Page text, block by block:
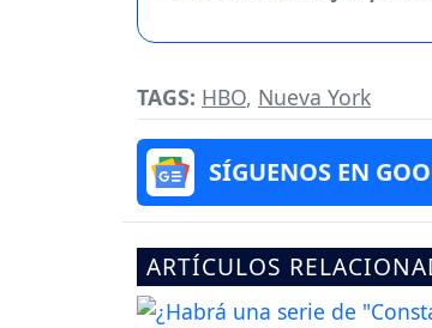
TAGS: HBO, Nueva York
SÍGUENOS EN
ARTÍCULOS